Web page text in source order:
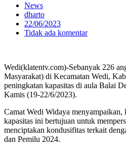
News
dharto
22/06/2023
Tidak ada komentar
Wedi(klatentv.com)-Sebanyak 226
Masyarakat) di Kecamatan Wedi,
peningkatan kapasitas di aula Balai
Kamis (19-22/6/2023).
Camat Wedi Widaya menyampaikan,
kapasitas ini bertujuan untuk
menciptakan kondusifitas terkait
dan Pemilu 2024.